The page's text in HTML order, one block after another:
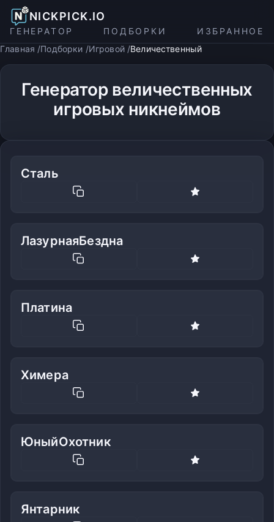
NICKPICK.IO
ГЕНЕРАТОР ПОДБОРКИ
ИЗБРАННОЕ
Главная
Подборки Игровой Величественный
Генератор величественных
игровых никнеймов
Сталь
ЛазурнаяБездна
Платина
Химера
ЮныйОхотник
Янтарник